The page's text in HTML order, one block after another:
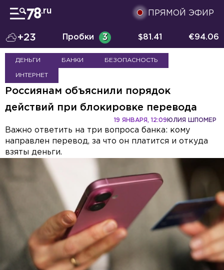
ПРЯМОЙ ЭФИР
+23 Пробки 3 $81.41 €94.06
ДЕНЬГИ БАНКИ БЕЗОПАСНОСТЬ
ИНТЕРНЕТ
Россиянам объяснили порядок
действий при блокировке перевода
ЮЛИЯ ШПОМЕР
19 ЯНВАРЯ, 12:09
Важно ответить на три вопроса банка: кому
направлен перевод, за что он платится и откуда
взяты деньги.